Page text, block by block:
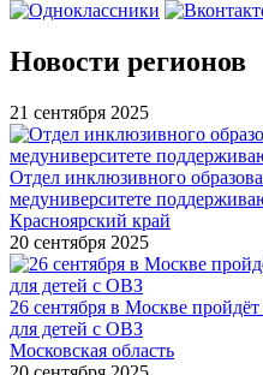
Новости регионов
21 сентября 2025
Отдел инклюзивного
медуниверситете
Красноярский край
20 сентября 2025
26 сентября в Москве
для детей с ОВЗ
Московская область